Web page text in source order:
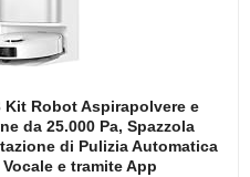
Kit Robot Aspirapolvere e
da 25.000 Pa, Spazzola
di Pulizia Automatica
e tramite App